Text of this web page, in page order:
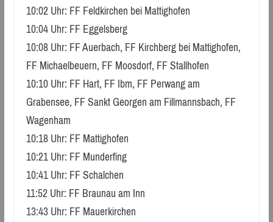
10:02 Uhr: FF Feldkirchen bei Mattighofen
10:04 Uhr: FF Eggelsberg
10:08 Uhr: FF Auerbach, FF Kirchberg bei Mattighofen,
FF Michaelbeuern, FF Moosdorf, FF Stallhofen
10:10 Uhr: FF Hart, FF Ibm, FF Perwang am
Grabensee, FF Sankt Georgen am Fillmannsbach, FF
Wagenham
10:18 Uhr: FF Mattighofen
10:21 Uhr: FF Munderfing
10:41 Uhr: FF Schalchen
11:52 Uhr: FF Braunau am Inn
13:43 Uhr: FF Mauerkirchen